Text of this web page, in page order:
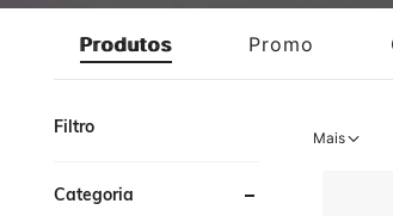
Produtos Promo
Filtro
Categoria
Mais